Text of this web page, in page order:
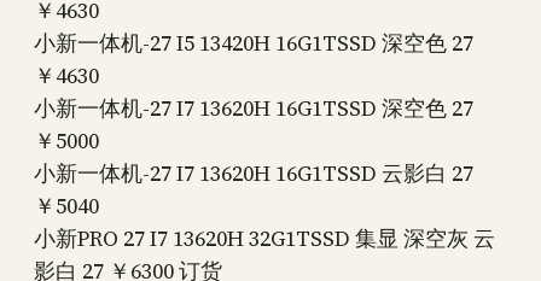
￥4630
小新一体机-27 I5 13420H 16G1TSSD 深空色 27
￥4630
小新一体机-27 I7 13620H 16G1TSSD 深空色 27
￥5000
小新一体机-27 I7 13620H 16G1TSSD 云影白 27
￥5040
小新PRO 27 I7 13620H 32G1TSSD 集显 深空灰 云
影白 27 ￥6300 订货